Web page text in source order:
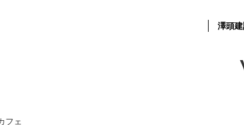
澤頭